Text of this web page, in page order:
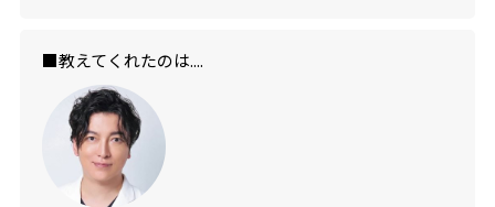
■教えてくれたのは....